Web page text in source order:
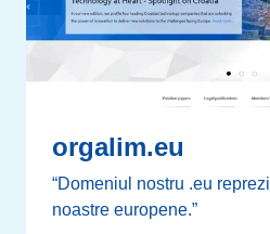
orgalim.eu
“Domeniul nostru .eu
noastre europene.”